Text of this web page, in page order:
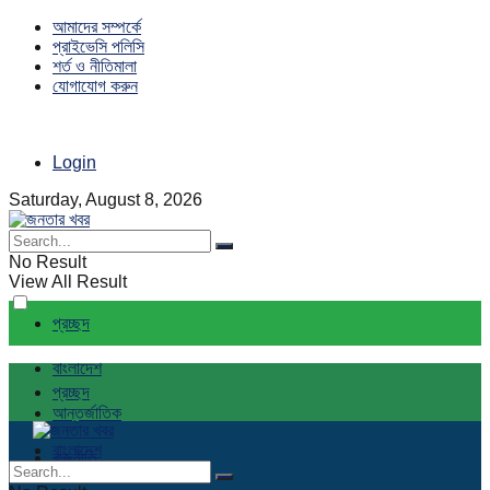
আমাদের সম্পর্কে
প্রাইভেসি পলিসি
শর্ত ও নীতিমালা
যোগাযোগ করুন
Login
Saturday, August 8, 2026
No Result
View All Result
প্রচ্ছদ
বাংলাদেশ
আন্তর্জাতিক
রাজনীতি
প্রচ্ছদ
বাংলাদেশ